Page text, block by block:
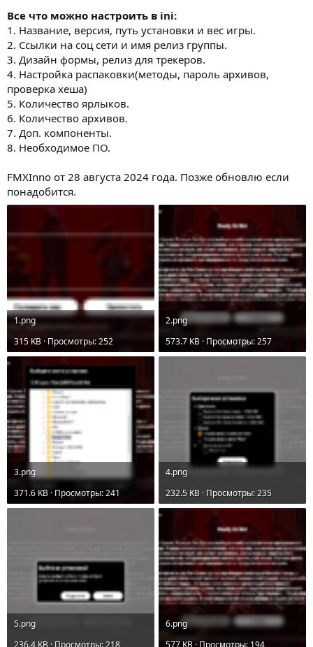
Все что можно настроить в ini:
1. Название, версия, путь установки и вес игры.
2. Ссылки на соц сети и имя релиз группы.
3. Дизайн формы, релиз для трекеров.
4. Настройка распаковки(методы, пароль архивов,
проверка хеша)
5. Количество ярлыков.
6. Количество архивов.
7. Доп. компоненты.
8. Необходимое ПО.
FMXInno от 28 августа 2024 года. Позже обновлю если
понадобится.
1.png
315 KB · Просмотры: 252
2.png
573.7 KB · Просмотры: 257
3.png
371.6 KB · Просмотры: 241
4.png
232.5 KB · Просмотры: 235
5.png
236.4 KB · Просмотры: 218
6.png
577 KB · Просмотры: 194